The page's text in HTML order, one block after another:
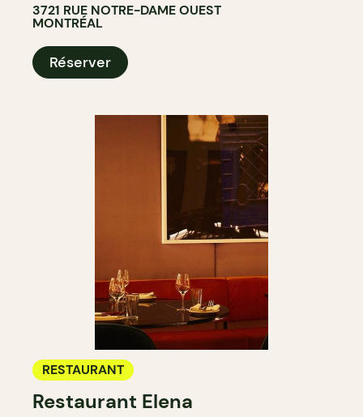
3721 RUE NOTRE-DAME OUEST
MONTRÉAL
Réserver
RESTAURANT
Restaurant Elena